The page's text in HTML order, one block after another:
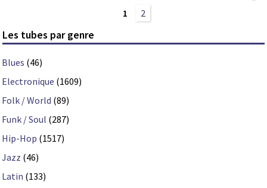
1
2
Les tubes par genre
Blues (46)
Electronique (1609)
Folk / World (89)
Funk / Soul (287)
Hip-Hop (1517)
Jazz (46)
Latin (133)